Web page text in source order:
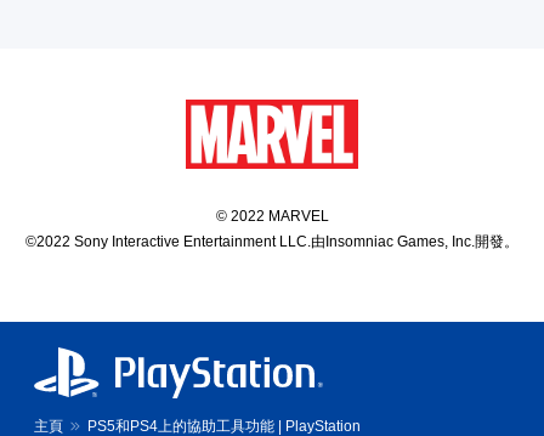
© 2022 MARVEL
©2022 Sony Interactive Entertainment LLC.由Insomniac Games, Inc.開發。
主頁 PS5和PS4上的協助工具功能 | PlayStation